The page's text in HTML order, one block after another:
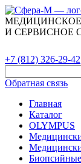
И СЕРВИСНОЕ
+7 (812) 326-29-42
Обратная связь
Главная
Каталог
OLYMPUS